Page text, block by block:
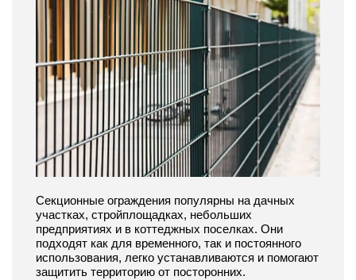
Секционные ограждения популярны на дачных
участках, стройплощадках, небольших
предприятиях и в коттеджных поселках. Они
подходят как для временного, так и постоянного
использования, легко устанавливаются и помогают
защитить территорию от посторонних.